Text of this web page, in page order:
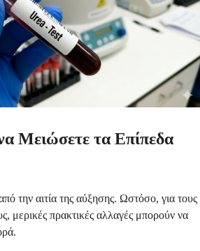
Μειώσετε τα Επίπεδα
την αιτία της αύξησης. Ωστόσο, για τους
μερικές πρακτικές αλλαγές μπορούν να